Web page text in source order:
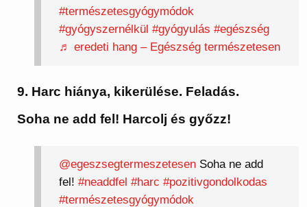
#természetesgyógymódok
#gyógyszernélkül #gyógyulás #egészség
♬ eredeti hang – Egészség természetesen
9. Harc hiánya, kikerülése. Feladás.
Soha ne add fel! Harcolj és győzz!
@egeszsegtermeszetesenSoha ne add
fel! #neaddfel #harc #pozitivgondolkodas
#természetesgyógymódok